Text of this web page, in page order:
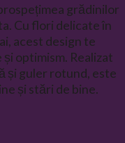
grădinilor
Cu flori delicate în
acest design te
optimism. Realizat
și guler rotund, este
și stări de bine.